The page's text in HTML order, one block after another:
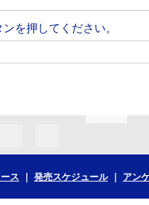
を押してください。
ス 発売スケジュール アン